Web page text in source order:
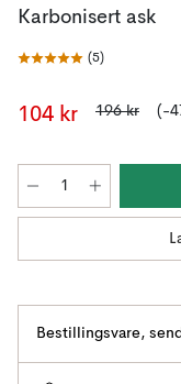
Karbonisert ask
(5)
104 kr 196 kr (-
Bestillingsvare,